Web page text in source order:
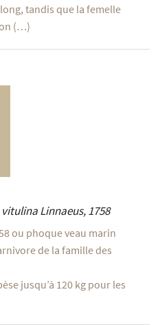
tandis que la femelle
(…)
vitulinaLinnaeus, 1758
ou phoque veau marin
de la famille des
jusqu’à 120 kg pour les